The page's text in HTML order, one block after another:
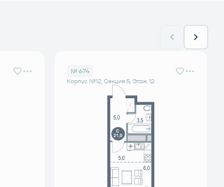
№ 674
Корпус №12, Секция 5, Этаж 12